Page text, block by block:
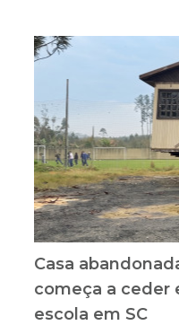
Casa
começa a ceder
escola em SC